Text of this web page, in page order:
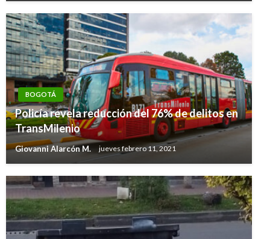
BOGOTÁ
Policía revela reducción del 76% de delitos en
TransMilenio
Giovanni Alarcón M. jueves febrero 11, 2021